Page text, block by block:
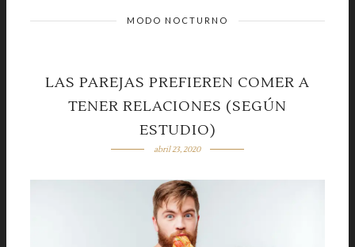
MODO NOCTURNO
LAS PAREJAS PREFIEREN COMER A
TENER RELACIONES (SEGÚN
ESTUDIO)
abril 23, 2020